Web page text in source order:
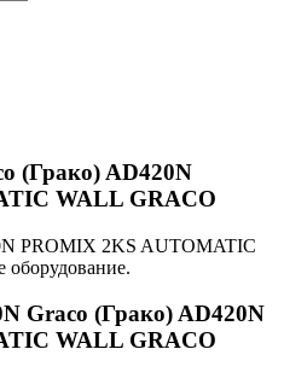
(Грако) AD420N
WALL GRACO
PROMIX 2KS AUTOMATIC
Graco (Грако) AD420N
WALL GRACO